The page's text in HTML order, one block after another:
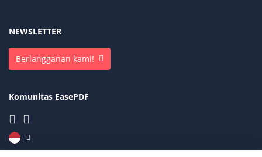
NEWSLETTER
Berlangganan kami!
Komunitas EasePDF